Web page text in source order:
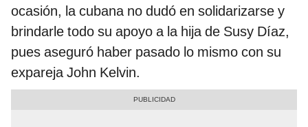
ocasión, la cubana no dudó en solidarizarse y
brindarle todo su apoyo a la hija de Susy Díaz,
pues aseguró haber pasado lo mismo con su
expareja John Kelvin.